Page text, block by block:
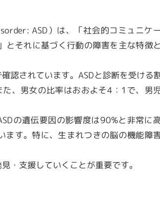
ASD）は、「社会的コミュニケ
とそれに基づく行動の障害を主な特徴
認されています。ASDと診断を受ける割
、男女の比率はおおよそ4 ： 1 で、男
の遺伝要因の影響度は90%と非常に
す。特に、生まれつきの脳の機能障
・支援していくことが重要です。